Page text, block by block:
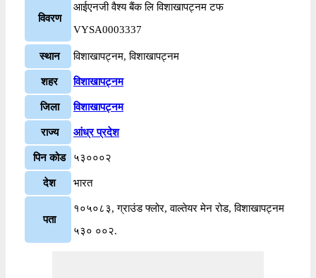
विवरण
आईएनजी वैश्य बैंक लि विशाखापट्नम टफ
VYSA0003337
स्थान विशाखापट्नम, विशाखापट्नम
शहर विशाखापट्नम
जिला विशाखापट्नम
राज्य आंध्र प्रदेश
पिन कोड ५३०००२
देश भारत
पता
१०५०८३, ग्राउंड फ्लोर, वाल्तेयर मेन रोड, विशाखापट्नम
५३० ००२.